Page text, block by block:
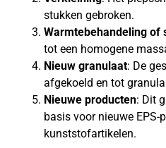
stukken gebroken.
Warmtebehandeling of
tot een homogene
Nieuw granulaat: De
afgekoeld en tot
Nieuwe producten: Dit
basis voor nieuwe EPS-
kunststofartikelen.